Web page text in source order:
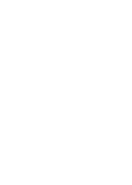
Комплект тампони Klassik
равномерно и ефективно